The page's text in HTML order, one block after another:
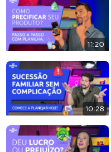
11:20
10:28